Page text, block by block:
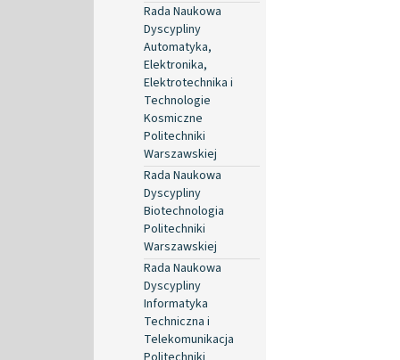
Rada Naukowa
Dyscypliny
Automatyka,
Elektronika,
Elektrotechnika i
Technologie
Kosmiczne
Politechniki
Warszawskiej
Rada Naukowa
Dyscypliny
Biotechnologia
Politechniki
Warszawskiej
Rada Naukowa
Dyscypliny
Informatyka
Techniczna i
Telekomunikacja